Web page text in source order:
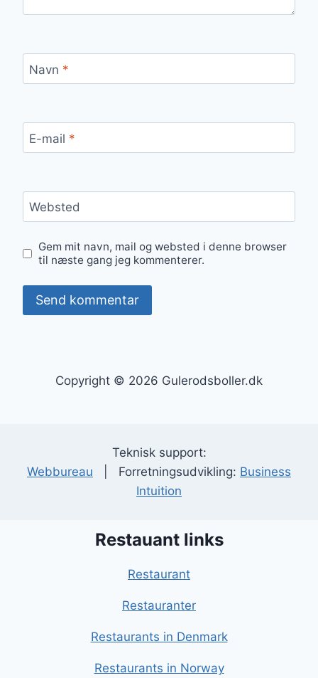
Navn *
E-mail *
Websted
Gem mit navn, mail og websted i denne browser
til næste gang jeg kommenterer.
Copyright © 2026 Gulerodsboller.dk
Teknisk support:
Webbureau | Forretningsudvikling: Business
Intuition
Restauant links
Restaurant
Restauranter
Restaurants in Denmark
Restaurants in Norway